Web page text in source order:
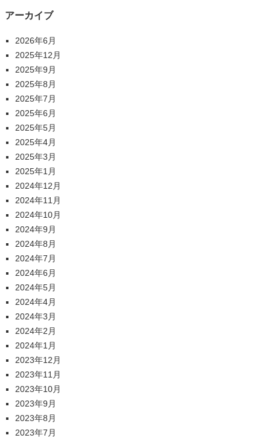
アーカイブ
2026年6月
2025年12月
2025年9月
2025年8月
2025年7月
2025年6月
2025年5月
2025年4月
2025年3月
2025年1月
2024年12月
2024年11月
2024年10月
2024年9月
2024年8月
2024年7月
2024年6月
2024年5月
2024年4月
2024年3月
2024年2月
2024年1月
2023年12月
2023年11月
2023年10月
2023年9月
2023年8月
2023年7月